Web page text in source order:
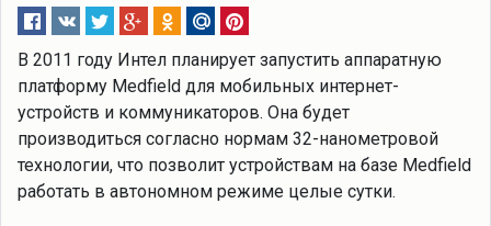
В 2011 году Интел планирует запустить аппаратную
платформу Medfield для мобильных интернет-
устройств и коммуникаторов. Она будет
производиться согласно нормам 32-нанометровой
технологии, что позволит устройствам на базе Medfield
работать в автономном режиме целые сутки.